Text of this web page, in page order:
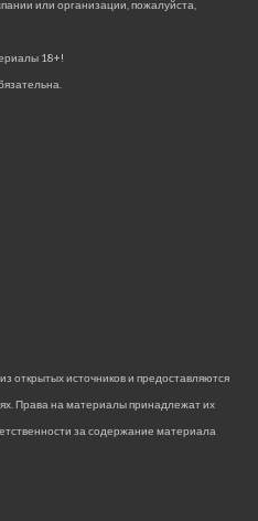
или организации, пожалуйста,
18+!
открытых источников и предоставляются
Права на материалы принадлежат их
за содержание материала